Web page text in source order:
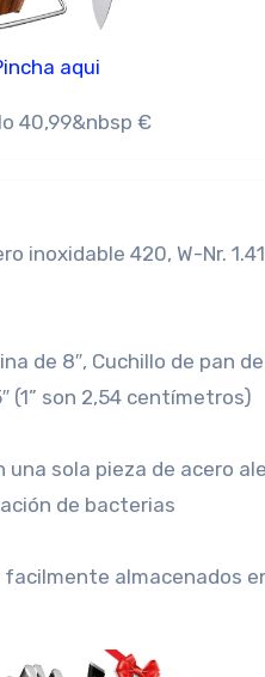
Pincha aqui
40,99&nbsp €
inoxidable 420, W-Nr.
de 8″, Cuchillo de pan
(1” son 2,54 centímetros)
una sola pieza de acero
de bacterias
facilmente almacenados